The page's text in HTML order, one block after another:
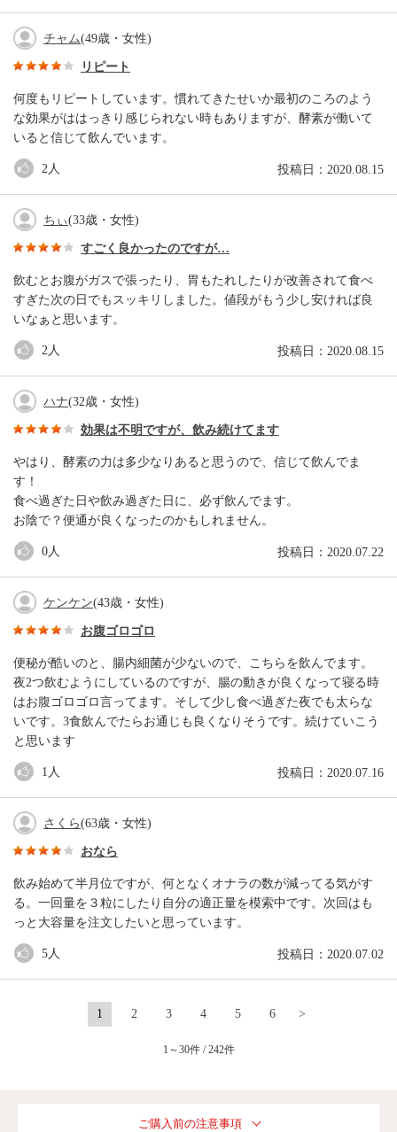
チャム(49歳・女性)
リピート
何度もリピートしています。慣れてきたせいか最初のころのよう
な効果がははっきり感じられない時もありますが、酵素が働いて
いると信じて飲んでいます。
投稿日：2020.08.15
2人
ちぃ(33歳・女性)
すごく良かったのですが…
飲むとお腹がガスで張ったり、胃もたれしたりが改善されて食べ
すぎた次の日でもスッキリしました。値段がもう少し安ければ良
いなぁと思います。
投稿日：2020.08.15
2人
ハナ(32歳・女性)
効果は不明ですが、飲み続けてます
やはり、酵素の力は多少なりあると思うので、信じて飲んでま
す！
食べ過ぎた日や飲み過ぎた日に、必ず飲んでます。
お陰で？便通が良くなったのかもしれません。
投稿日：2020.07.22
0人
ケンケン(43歳・女性)
お腹ゴロゴロ
便秘が酷いのと、腸内細菌が少ないので、こちらを飲んでます。
夜2つ飲むようにしているのですが、腸の動きが良くなって寝る時
はお腹ゴロゴロ言ってます。そして少し食べ過ぎた夜でも太らな
いです。3食飲んでたらお通じも良くなりそうです。続けていこう
と思います
投稿日：2020.07.16
1 人
さくら(63歳・女性)
おなら
飲み始めて半月位ですが、何となくオナラの数が減ってる気がす
る。一回量を３粒にしたり自分の適正量を模索中です。次回はも
っと大容量を注文したいと思っています。
投稿日：2020.07.02
5人
1 2 3 4 5 6 >
1～30件 / 242件
ご購入前の注意事項